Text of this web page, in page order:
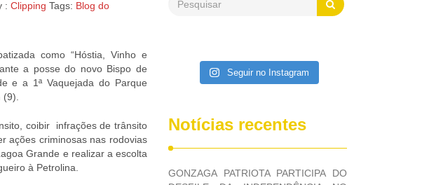
: Clipping Tags: Blog do
como “Hóstia, Vinho e
a posse do novo Bispo de
e a 1ª Vaquejada do Parque
coibir infrações de trânsito
ações criminosas nas rodovias
Grande e realizar a escolta
à Petrolina.
Seguir no Instagram
Notícias recentes
GONZAGA PATRIOTA PARTICIPA DO